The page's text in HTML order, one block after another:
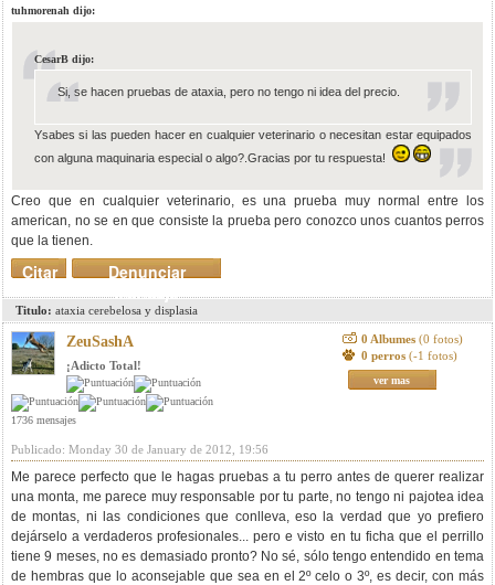
tuhmorenah dijo:
CesarB dijo:
Si, se hacen pruebas de ataxia, pero no tengo ni idea del precio.
Ysabes si las pueden hacer en cualquier veterinario o necesitan estar equipados
con alguna maquinaria especial o algo?.Gracias por tu respuesta!
Creo que en cualquier veterinario, es una prueba muy normal entre los
american, no se en que consiste la prueba pero conozco unos cuantos perros
que la tienen.
Denunciar
mensaje
Citar
Titulo: ataxia cerebelosa y displasia
ZeuSashA
¡Adicto Total!
1736 mensajes
0 Albumes (0 fotos)
0 perros (-1 fotos)
ver mas
Publicado: Monday 30 de January de 2012, 19:56
Me parece perfecto que le hagas pruebas a tu perro antes de querer realizar
una monta, me parece muy responsable por tu parte, no tengo ni pajotea idea
de montas, ni las condiciones que conlleva, eso la verdad que yo prefiero
dejárselo a verdaderos profesionales... pero e visto en tu ficha que el perrillo
tiene 9 meses, no es demasiado pronto? No sé, sólo tengo entendido en tema
de hembras que lo aconsejable que sea en el 2º celo o 3º, es decir, con más